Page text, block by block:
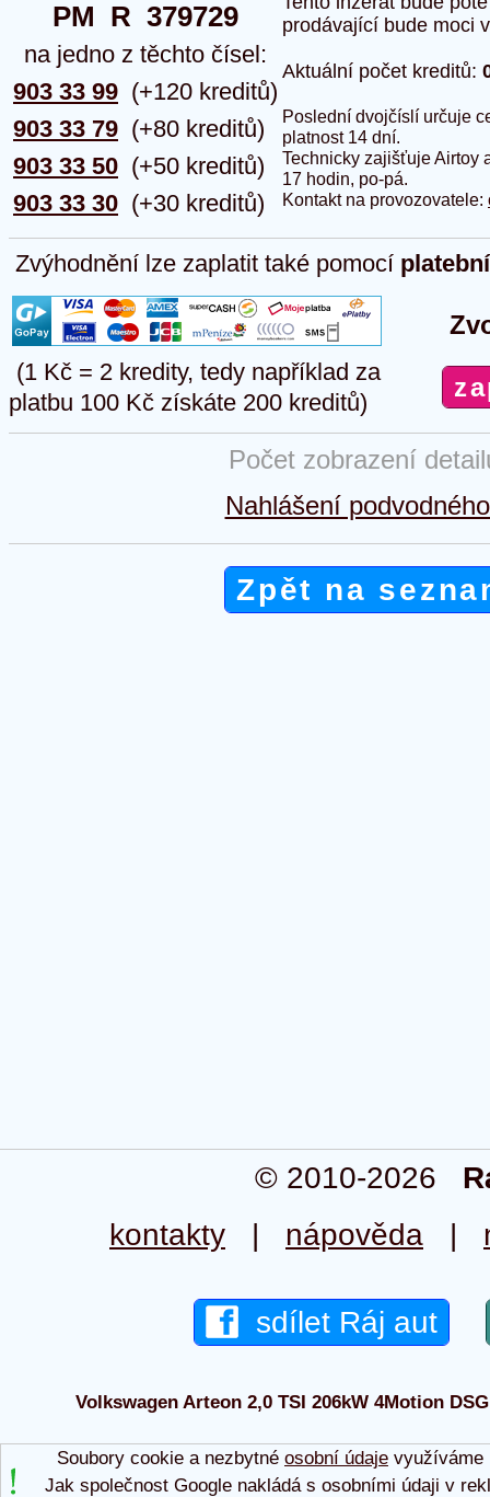
PM  R  379729
na jedno z těchto čísel:
903 33 99
903 33 79
903 33 50
903 33 30
(+120 kreditů)
(+80 kreditů)
(+50 kreditů)
(+30 kreditů)
prodávající bude moci
Aktuální počet kreditů:
Poslední dvojčíslí určuje
platnost 14 dní.
Technicky zajišťuje Airtoy
17 hodin, po-pá.
Kontakt na provozovatele:
Zvýhodnění lze zaplatit také pomocí
(1 Kč = 2 kredity, tedy například za
platbu 100 Kč získáte 200 kreditů)
Počet zobrazení
Nahlášení
Zpět na
© 2010-2026
kontakty | nápověda |
sdílet Ráj aut
Volkswagen Arteon 2,0 TSI 206kW 4Motion
Soubory cookie a nezbytné osobní údajevyužíváme
Jak společnost Google nakládá s osobními údaji v